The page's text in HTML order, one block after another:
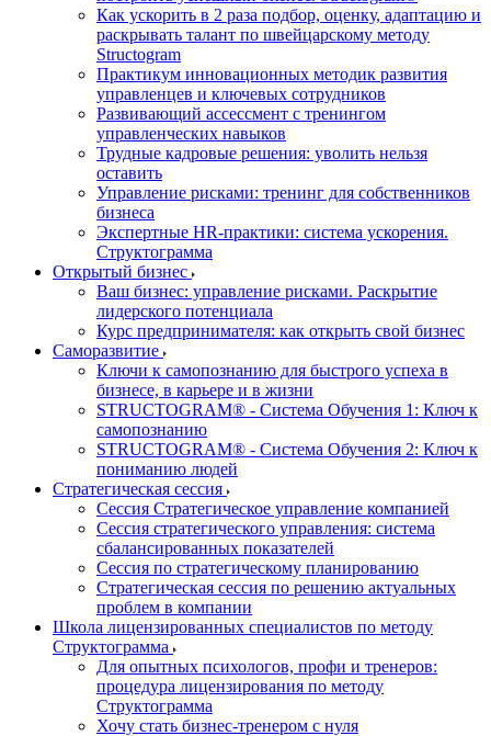
Как ускорить в 2 раза подбор, оценку, адаптацию и
раскрывать талант по швейцарскому методу
Structogram
Практикум инновационных методик развития
управленцев и ключевых сотрудников
Развивающий ассессмент с тренингом
управленческих навыков
Трудные кадровые решения: уволить нельзя
оставить
Управление рисками: тренинг для собственников
бизнеса
Экспертные HR-практики: система ускорения.
Структограмма
Открытый бизнес
Ваш бизнес: управление рисками. Раскрытие
лидерского потенциала
Курс предпринимателя: как открыть свой бизнес
Саморазвитие
Ключи к самопознанию для быстрого успеха в
бизнесе, в карьере и в жизни
STRUCTOGRAM® - Система Обучения 1: Ключ к
самопознанию
STRUCTOGRAM® - Система Обучения 2: Ключ к
пониманию людей
Стратегическая сессия
Сессия Стратегическое управление компанией
Сессия стратегического управления: система
сбалансированных показателей
Сессия по стратегическому планированию
Стратегическая сессия по решению актуальных
проблем в компании
Школа лицензированных специалистов по методу
Структограмма
Для опытных психологов, профи и тренеров:
процедура лицензирования по методу
Структограмма
Хочу стать бизнес-тренером с нуля